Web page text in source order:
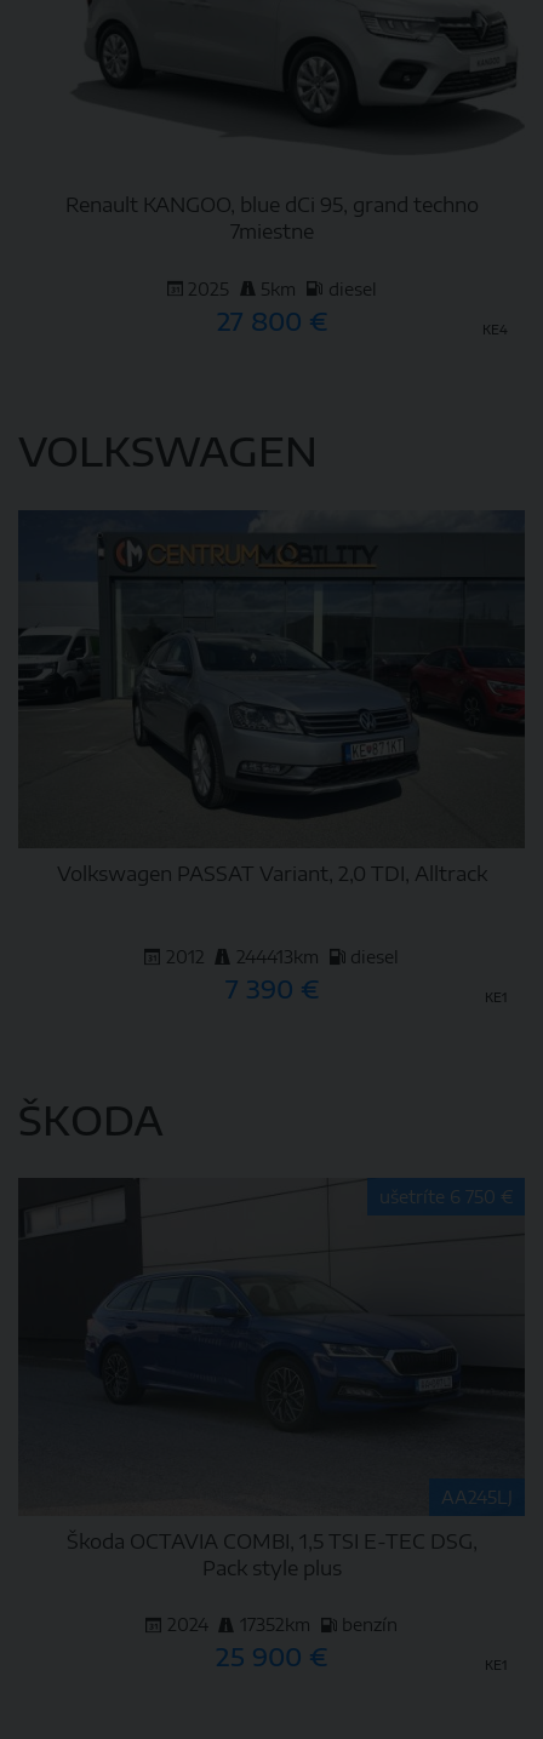
Renault KANGOO, blue dCi 95, grand techno
7miestne
2025 5km diesel
27 800 € KE4
DETAIL
VOLKSWAGEN
Volkswagen PASSAT Variant, 2,0 TDI, Alltrack
2012 244413km diesel
7 390 € KE1
ŠKODA
AA245LJ
ušetríte 6 750 €
Škoda OCTAVIA COMBI, 1,5 TSI E-TEC DSG,
Pack style plus
2024 17352km benzín
25 900 € KE1